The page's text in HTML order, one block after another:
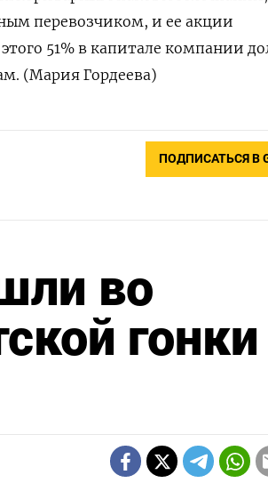
перевозчиком, и ее акции
51% в капитале компании
(Мария Гордеева)
ПОДПИСАТЬСЯ В
во